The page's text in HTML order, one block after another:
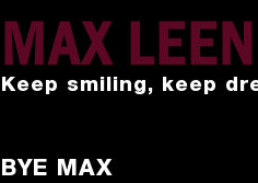
MAX
Keep smiling, keep
BYE MAX